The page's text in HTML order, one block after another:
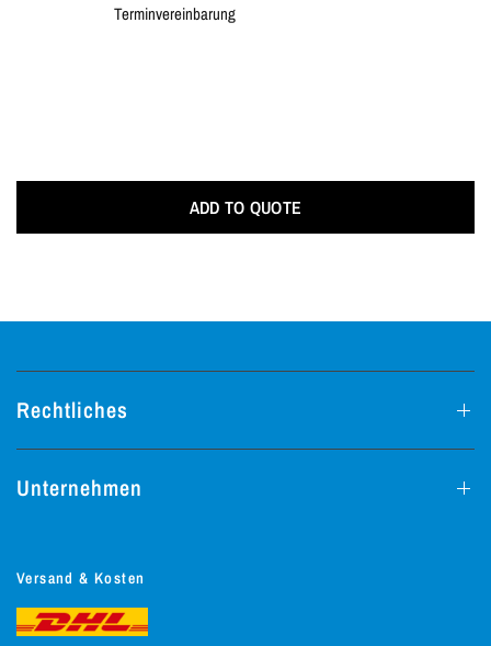
Terminvereinbarung
ADD TO QUOTE
Rechtliches
Unternehmen
Versand & Kosten